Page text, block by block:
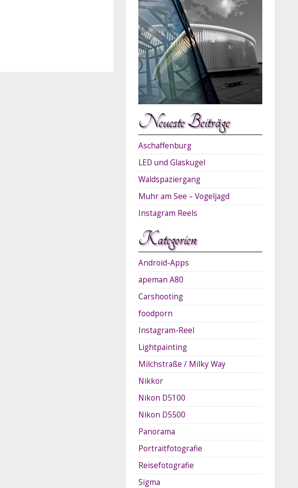
Neueste Beiträge
Aschaffenburg
LED und Glaskugel
Waldspaziergang
Muhr am See – Vogeljagd
Instagram Reels
Kategorien
Android-Apps
apeman A80
Carshooting
foodporn
Instagram-Reel
Lightpainting
Milchstraße / Milky Way
Nikkor
Nikon D5100
Nikon D5500
Panorama
Portraitfotografie
Reisefotografie
Sigma